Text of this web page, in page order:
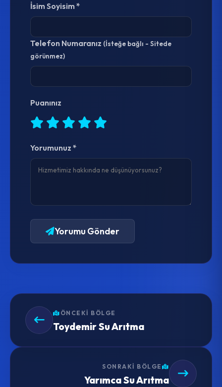
İsim Soyisim *
Telefon Numaranız (İsteğe bağlı - Sitede
görünmez)
Puanınız
Yorumunuz *
Yorumu Gönder
ÖNCEKI BÖLGE
Toydemir Su Arıtma
SONRAKI BÖLGE
Yarımca Su Arıtma